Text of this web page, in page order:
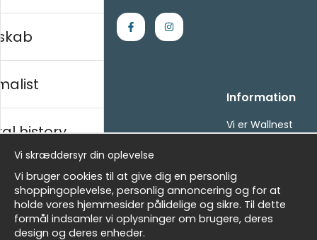
Kontakt os
- Returer och återbetalningar
- Leverans - enkelt, snabbt &amp; gratis
Om cookies
Mine favoritter
Information
Vi er Wallnest
Nyhedsbrev
history
Vi skræddersyr din oplevelse
Vi bruger cookies til at give dig en personlig
shoppingoplevelse, personlig annoncering og for at
holde vores hjemmesider pålidelige og sikre. Til dette
formål indsamler vi oplysninger om brugere, deres
design og deres enheder.